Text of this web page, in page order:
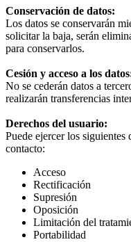
Conservación de datos:
Los datos se conservarán
solicitar la baja, serán
para conservarlos.
Cesión y acceso a los
No se cederán datos a
realizarán transferencias
Derechos del usuario:
Puede ejercer los siguientes
contacto:
Acceso
Rectificación
Supresión
Oposición
Limitación del
Portabilidad